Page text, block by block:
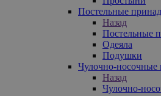
Постельные
Назад
Постельные
Одеяла
Подушки
Чулочно-носочные
Назад
Чулочно-